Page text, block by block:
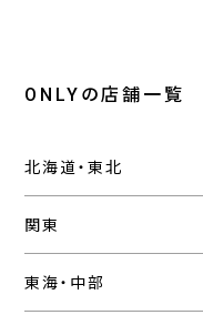
ONLYの店舗一覧
北海道・東北
関東
東海・中部